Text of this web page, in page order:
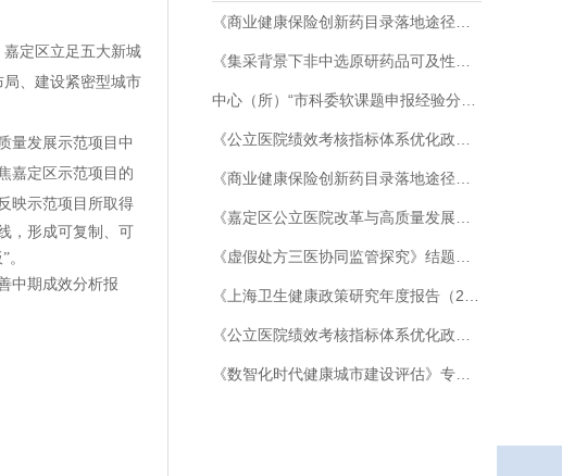
定区立足五大新城
、建设紧密型城市
量发展示范项目中
嘉定区示范项目的
映示范项目所取得
，形成可复制、可
中期成效分析报